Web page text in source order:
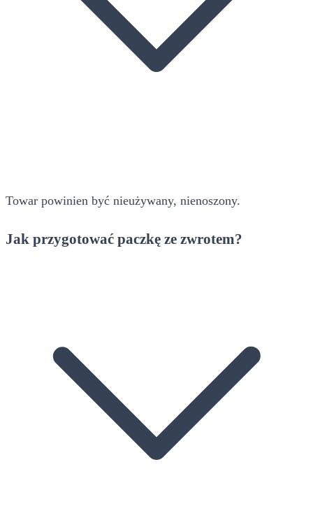
Towar powinien być nieużywany, nienoszony.
Jak przygotować paczkę ze zwrotem?